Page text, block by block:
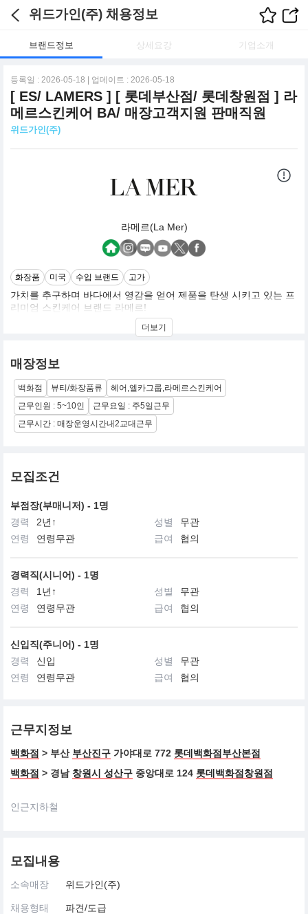
위드가인(주) 채용정보
브랜드정보 상세요강 기업소개
등록일 : 2026-05-18 | 업데이트 : 2026-05-18
[ ES/ LAMERS ] [ 롯데부산점/ 롯데창원점 ] 라
메르스킨케어 BA/ 매장고객지원 판매직원
위드가인(주)
라메르(La Mer)
화장품 미국 수입 브랜드 고가
가치를 추구하며 바다에서 영감을 얻어 제품을 탄생 시키고 있는 프
리미엄 스킨케어 브랜드 라메르!
개발자 자신의 화상을 치유하고자 무려 12년동안 연구하여 해양물
더보기
매장정보
백화점 뷰티/화장품류
헤어,엘카그룹,라메르스킨케어
근무인원 : 5~10인
근무요일 : 주5일근무
근무시간 : 매장운영시간내2교대근무
모집조건
부점장(부매니저) - 1명
경력
2년↑ 성별
무관
연령
연령무관 급여 협의
경력직(시니어) - 1명
경력
1년↑ 성별
무관
연령
연령무관 급여 협의
신입직(주니어) - 1명
경력
신입 성별
무관
연령
연령무관 급여 협의
근무지정보
백화점 > 부산 부산진구 가야대로 772 롯데백화점부산본점
백화점 > 경남 창원시 성산구 중앙대로 124 롯데백화점창원점
인근지하철
모집내용
소속매장 위드가인(주)
채용형태 파견/도급